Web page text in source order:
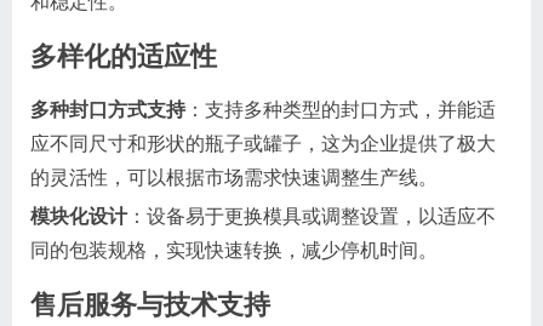
多样化的适应性
多种封口方式支持 ：支持多种类型的封口方式，并能适
应不同尺寸和形状的瓶子或罐子，这为企业提供了极大
的灵活性，可以根据市场需求快速调整生产线。
模块化设计：设备易于更换模具或调整设置，以适应不
同的包装规格，实现快速转换，减少停机时间。
售后服务与技术支持